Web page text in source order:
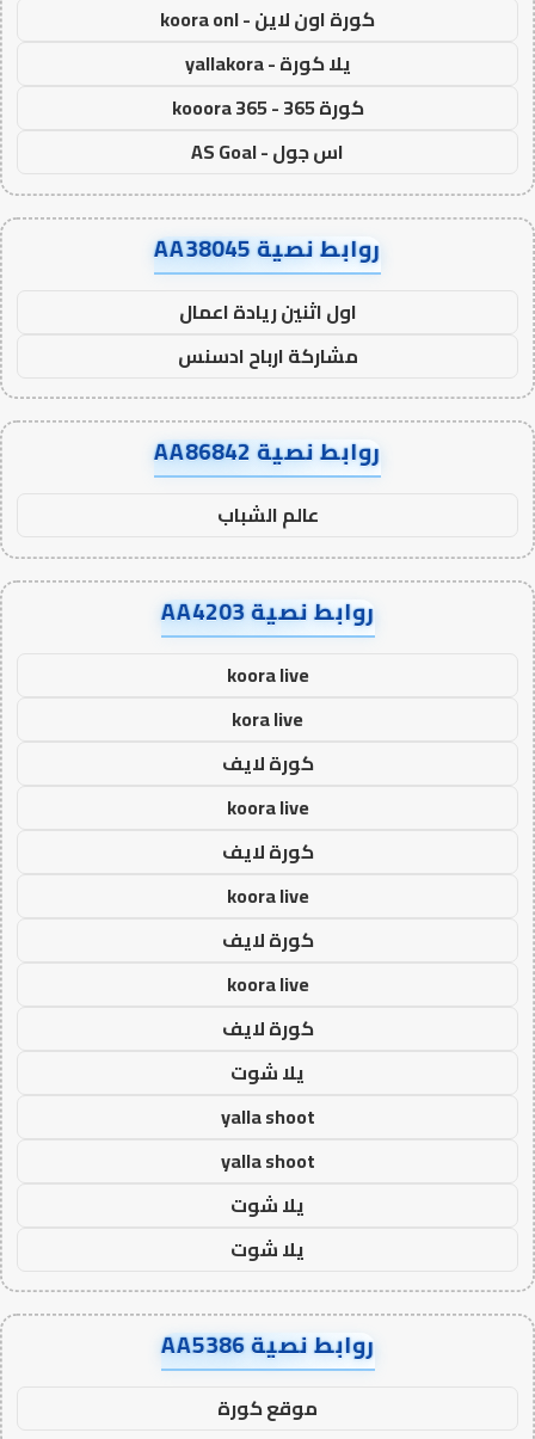
كورة اون لاين - koora onl
يلا كورة - yallakora
كورة 365 - kooora 365
اس جول - AS Goal
روابط نصية AA38045
اول اثنين ريادة اعمال
مشاركة ارباح ادسنس
روابط نصية AA86842
عالم الشباب
روابط نصية AA4203
koora live
kora live
كورة لايف
koora live
كورة لايف
koora live
كورة لايف
koora live
كورة لايف
يلا شوت
yalla shoot
yalla shoot
يلا شوت
يلا شوت
روابط نصية AA5386
موقع كورة